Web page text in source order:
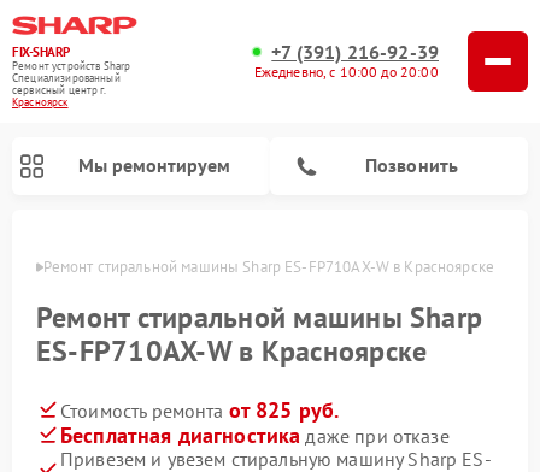
FIX-SHARP
Ремонт устройств Sharp
Специализированный
cервисный центр г.
Красноярск
+7 (391) 216-92-39
Ежедневно, с 10:00 до 20:00
Мы ремонтируем Позвонить
Ремонт стиральной машины Sharp ES-FP710AX-W в Красноярске
Ремонт стиральной машины Sharp
ES-FP710AX-W в Красноярске
Стоимость ремонта от 825 руб.
Бесплатная диагностика даже при отказе
Привезем и увезем стиральную машину Sharp ES-